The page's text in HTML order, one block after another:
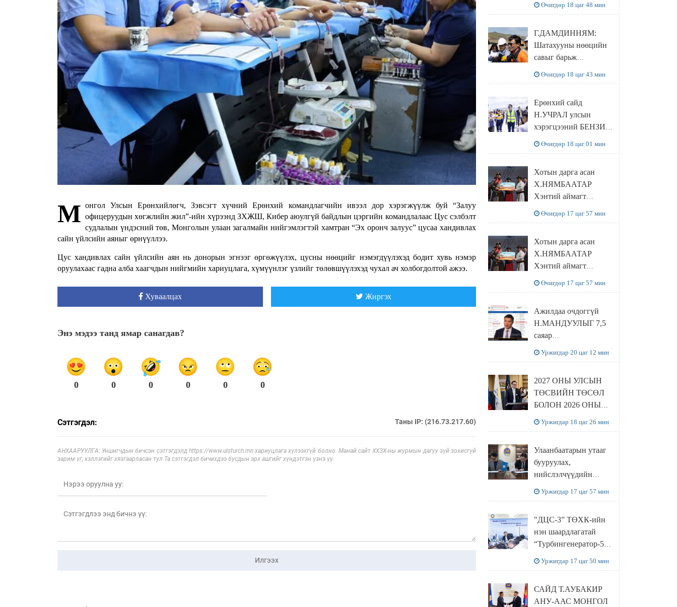
М онгол Улсын Ерөнхийлөгч, Зэвсэгт хүчний Ерөнхий командлагчийн ивээл дор хэрэгжүүлж буй “Залуу
офицеруудын хөгжлийн жил”-ийн хүрээнд ЗХЖШ, Кибер аюулгүй байдлын цэргийн командлалаас Цус сэлбэлт
судлалын үндэсний төв, Монголын улаан загалмайн нийгэмлэгтэй хамтран “Эх оронч залуус” цусаа хандивлах
сайн үйлсийн аяныг өрнүүллээ.
Цус хандивлах сайн үйлсийн аян нь донорын эгнээг өргөжүүлэх, цусны нөөцийг нэмэгдүүлэхэд бодит хувь нэмэр
оруулахаас гадна алба хаагчдын нийгмийн хариуцлага, хүмүүнлэг үзлийг төлөвшүүлэхэд чухал ач холбогдолтой ажээ.
Хуваалцах Жиргэх
Энэ мэдээ танд ямар санагдав?
0 0 0 0 0 0
Сэтгэгдэл: Таны IP: (216.73.217.60)
АНХААРУУЛГА: Уншигчдын бичсэн сэтгэгдэлд https://www.ulsturch.mn хариуцлага хүлээхгүй болно. Манай сайт ХХЗХ-ны журмын дагуу зүй зохисгүй
зарим үг, хэллэгийг хязгаарласан тул Та сэтгэгдэл бичихдээ бусдын эрх ашгийг хүндэтгэн үзнэ үү.
Илгээх
төвүүдийг хотын
захын хорооллуудад
байгуулна
Өчигдөр 18 цаг 48 мин
Г.ДАМДИННЯМ:
Шатахууны нөөцийн
савыг барьж
НӨӨЦЛӨДӨГ болно
Өчигдөр 18 цаг 43 мин
Ерөнхий сайд
Н.УЧРАЛ улсын
хэрэгцээний БЕНЗИН
Өчигдөр 18 цаг 01 мин
Хотын дарга асан
Х.НЯМБААТАР
Хэнтий аймагт
Өчигдөр 17 цаг 57 мин
Хотын дарга асан
Х.НЯМБААТАР
Хэнтий аймагт
Өчигдөр 17 цаг 57 мин
Ажилдаа очдоггүй
Н.МАНДУУЛЫГ 7,5
саяар
Уржигдар 20 цаг 12 мин
2027 ОНЫ УЛСЫН
ТӨСВИЙН ТӨСӨЛ
БОЛОН 2026 ОНЫ
НИЙТИЙН
ХЭЛЭЛЦҮҮЛЭГ
БОЛЛОО
Уржигдар 18 цаг 26 мин
Улаанбаатарын утааг
бууруулах,
нийслэлчүүдийн
баялгийн сан нэгдэл”
ХХК-тай хамтран
хэрэгжүүлнэ
Уржигдар 17 цаг 57 мин
"ДЦС-3” ТӨХК-ийн
нэн шаардлагатай
“Турбингенератор-5”-
Уржигдар 17 цаг 50 мин
САЙД Т.АУБАКИР
АНУ-ААС МОНГОЛ